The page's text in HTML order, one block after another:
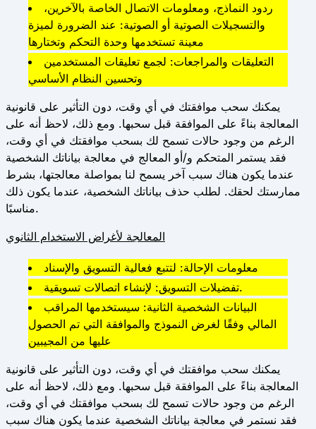
ردود النماذج، ومعلومات الاتصال الخاصة بالآخرين،
والتسجيلات الصوتية أو الصوتية: عند الضرورة لميزة
معينة تستخدمها وحدة التحكم وتختارها
التعليقات والمراجعات: لجمع تعليقات المستخدمين
وتحسين النظام الأساسي
يمكنك سحب موافقتك في أي وقت، دون التأثير على قانونية
المعالجة بناءً على الموافقة قبل سحبها. ومع ذلك، لاحظ أنه على
الرغم من وجود حالات تسمح لك بسحب موافقتك في أي وقت،
فقد يستمر المتحكم و/أو المعالج في معالجة بياناتك الشخصية
عندما يكون هناك سبب آخر يسمح لنا بمواصلة معالجتها، بشرط
ممارستك لحقك. لطلب حذف بياناتك الشخصية، عندما يكون ذلك
مناسبًا.
المعالجة لأغراض الاستخدام الثانوي
معلومات الإحالة: لتتبع فعالية التسويق والإسناد
تفضيلات التسويق: لإنشاء اتصالات تسويقية.
البيانات الشخصية الثانية: سيستخدمها المراقب
المالي وفقًا لغرض النموذج والموافقة التي تم الحصول
عليها من المجيبين
يمكنك سحب موافقتك في أي وقت، دون التأثير على قانونية
المعالجة بناءً على الموافقة قبل سحبها. ومع ذلك، لاحظ أنه على
الرغم من وجود حالات تسمح لك بسحب موافقتك في أي وقت،
فقد نستمر في معالجة بياناتك الشخصية عندما يكون هناك سبب